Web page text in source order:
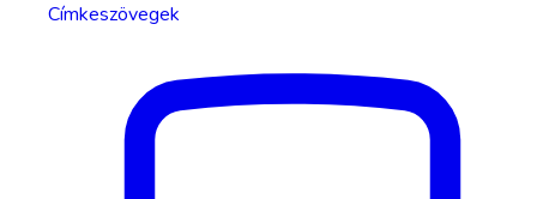
Címkeszövegek